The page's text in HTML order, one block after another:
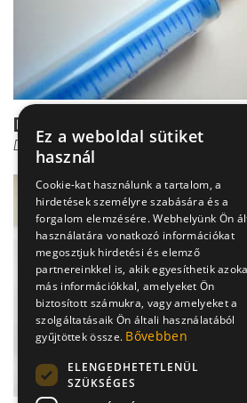
Dr. Czeizel: Ez az én
Dr. Czeizel Endre
Ez a weboldal sütiket
használ
Cookie-kat használunk a tartalom, a
hirdetések személyre szabására és a
forgalom elemzésére. Webhelyünk Ön
használatára vonatkozó információkat
megosztjuk hirdetési és elemző
partnereinkkel is, akik egyesíthetik
más információkkal, amelyeket Ön
biztosított számukra, vagy amelyeket a
szolgáltatásaik Ön általi használatából
gyűjtöttek össze. Bővebben
ELENGEDHETETLENÜL
SZÜKSÉGES